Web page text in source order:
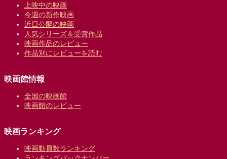
上映中の映画
今週の新作映画
近日公開の映画
人気シリーズ＆受賞作品
映画作品のレビュー
作品別にレビューを読む
映画館情報
全国の映画館
映画館のレビュー
映画ランキング
映画動員数ランキング